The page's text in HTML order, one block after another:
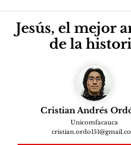
Jesús, el mejor
de la
Cristian Andrés
Unicomfacauca